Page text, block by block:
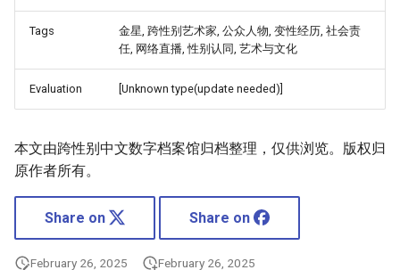
Tags
金星, 跨性别艺术家, 公众人物, 变性经历, 社会责
任, 网络直播, 性别认同, 艺术与文化
Evaluation [Unknown type(update needed)]
本文由跨性别中文数字档案馆归档整理，仅供浏览。版权归
原作者所有。
Share on Share on
February 26, 2025 February 26, 2025